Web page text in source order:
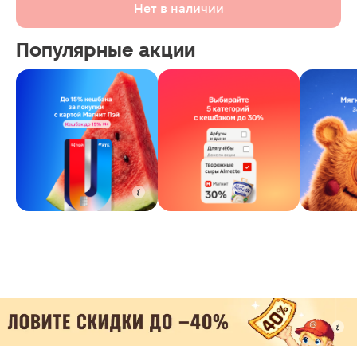
Нет в наличии
Популярные акции